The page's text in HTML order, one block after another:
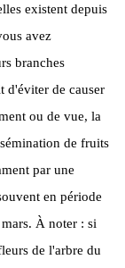
existent depuis
avez
branches
d'éviter de causer
ou de vue, la
de fruits
par une
en période
À noter : si
de l'arbre du